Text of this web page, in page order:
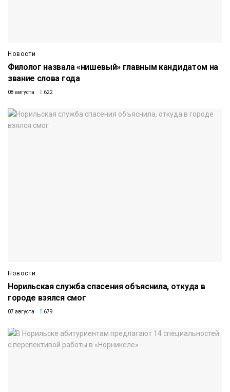
Новости
Филолог назвала «нишевый» главным кандидатом на
звание слова года
08 августа 622
Новости
Норильская служба спасения объяснила, откуда в
городе взялся смог
07 августа 679